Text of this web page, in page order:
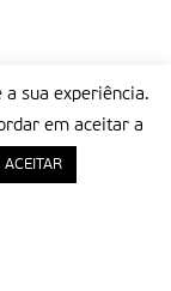
sua experiência.
em aceitar a
ACEITAR